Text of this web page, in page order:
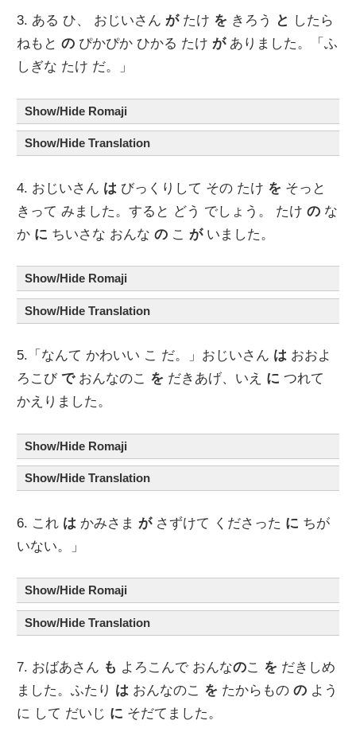
3. ある ひ、 おじいさんがたけ を きろう と したら
ねもとの ぴかぴか ひかる たけがありました。「ふ
しぎな たけ だ。」
Show/Hide Romaji
Show/Hide Translation
4. おじいさん は びっくりして その たけ を そっと
きって みました。すると どう でしょう。 たけの な
か に ちいさな おんなの こがいました。
Show/Hide Romaji
Show/Hide Translation
5.「なんて かわいい こ だ。」おじいさん は おおよ
ろこびでおんなのこ を だきあげ、いえ に つれて
かえりました。
Show/Hide Romaji
Show/Hide Translation
6. これ は かみさまがさずけて くださった に ちが
いない。」
Show/Hide Romaji
Show/Hide Translation
7. おばあさん も よろこんで おんなのこ を だきしめ
ました。ふたり は おんなのこ を たからものの よう
に して だいじ に そだてました。